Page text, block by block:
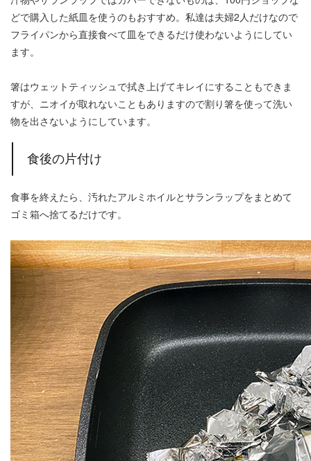
どで購入した紙皿を使うのもおすすめ。私達は夫婦2人だけなので
フライパンから直接食べて皿をできるだけ使わないようにしてい
ます。
箸はウェットティッシュで拭き上げてキレイにすることもできま
すが、ニオイが取れないこともありますので割り箸を使って洗い
物を出さないようにしています。
食後の片付け
食事を終えたら、汚れたアルミホイルとサランラップをまとめて
ゴミ箱へ捨てるだけです。